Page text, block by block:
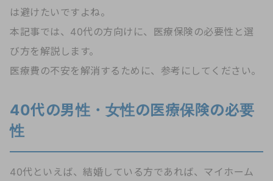
は避けたいですよね。
本記事では、40代の方向けに、医療保険の必要性と選
び方を解説します。
医療費の不安を解消するために、参考にしてください。
40代の男性・女性の医療保険の必要
性
40代といえば、結婚している方であれば、マイホーム